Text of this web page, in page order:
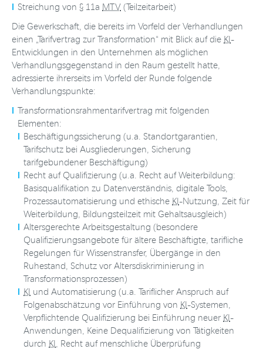
Streichung von § 11a MTV (Teilzeitarbeit)
Die Gewerkschaft, die bereits im Vorfeld der Verhandlungen
einen „Tarifvertrag zur Transformation“ mit Blick auf die KI-
Entwicklungen in den Unternehmen als möglichen
Verhandlungsgegenstand in den Raum gestellt hatte,
adressierte ihrerseits im Vorfeld der Runde folgende
Verhandlungspunkte:
Transformationsrahmentarifvertrag mit folgenden
Elementen:
Beschäftigungssicherung (u.a. Standortgarantien,
Tarifschutz bei Ausgliederungen, Sicherung
tarifgebundener Beschäftigung)
Recht auf Qualifizierung (u.a. Recht auf Weiterbildung:
Basisqualifikation zu Datenverständnis, digitale Tools,
Prozessautomatisierung und ethische KI-Nutzung, Zeit für
Weiterbildung, Bildungsteilzeit mit Gehaltsausgleich)
Altersgerechte Arbeitsgestaltung (besondere
Qualifizierungsangebote für ältere Beschäftigte, tarifliche
Regelungen für Wissenstransfer, Übergänge in den
Ruhestand, Schutz vor Altersdiskriminierung in
Transformationsprozessen)
KI und Automatisierung (u.a. Tariflicher Anspruch auf
Folgenabschätzung vor Einführung von KI-Systemen,
Verpflichtende Qualifizierung bei Einführung neuer KI-
Anwendungen, Keine Dequalifizierung von Tätigkeiten
durch KI , Recht auf menschliche Überprüfung